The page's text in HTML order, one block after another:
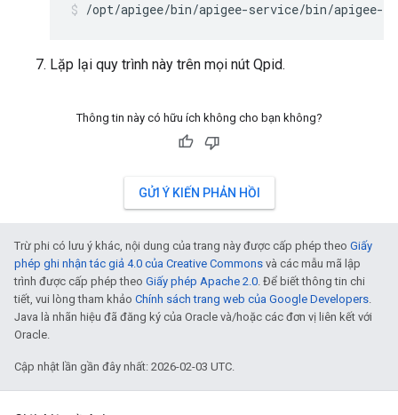
/opt/apigee/bin/apigee-service/bin/apigee-
Lặp lại quy trình này trên mọi nút Qpid.
Thông tin này có hữu ích không cho bạn không?
GỬI Ý KIẾN PHẢN HỒI
Trừ phi có lưu ý khác, nội dung của trang này được cấp phép theo Giấy
phép ghi nhận tác giả 4.0 của Creative Commons và các mẫu mã lập
trình được cấp phép theo Giấy phép Apache 2.0. Để biết thông tin chi
tiết, vui lòng tham khảo Chính sách trang web của Google Developers.
Java là nhãn hiệu đã đăng ký của Oracle và/hoặc các đơn vị liên kết với
Oracle.
Cập nhật lần gần đây nhất: 2026-02-03 UTC.